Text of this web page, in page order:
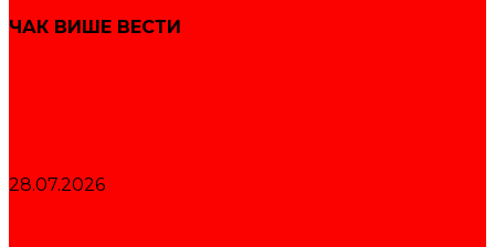
ЧАК ВИШЕ ВЕСТИ
28.07.2026